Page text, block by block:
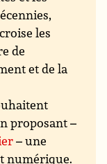
les
de
et de la
proposant –
– une
numérique.